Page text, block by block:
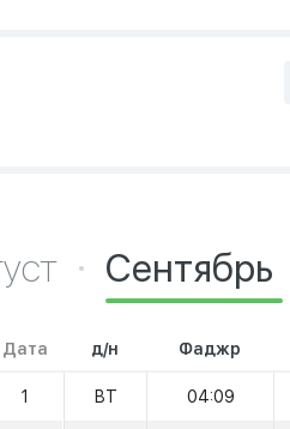
Сентябрь
Дата д/н Фаджр
1 ВТ 04:09